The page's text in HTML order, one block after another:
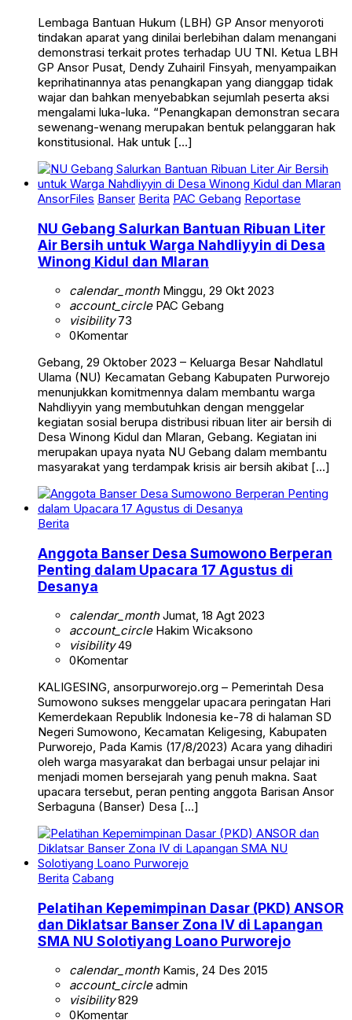
Lembaga Bantuan Hukum (LBH) GP Ansor menyoroti
tindakan aparat yang dinilai berlebihan dalam menangani
demonstrasi terkait protes terhadap UU TNI. Ketua LBH
GP Ansor Pusat, Dendy Zuhairil Finsyah, menyampaikan
keprihatinannya atas penangkapan yang dianggap tidak
wajar dan bahkan menyebabkan sejumlah peserta aksi
mengalami luka-luka. “Penangkapan demonstran secara
sewenang-wenang merupakan bentuk pelanggaran hak
konstitusional. Hak untuk […]
AnsorFiles Banser Berita PAC Gebang Reportase
NU Gebang Salurkan Bantuan Ribuan Liter
Air Bersih untuk Warga Nahdliyyin di Desa
Winong Kidul dan Mlaran
calendar_monthMinggu, 29 Okt 2023
account_circlePAC Gebang
visibility73
0Komentar
Gebang, 29 Oktober 2023 – Keluarga Besar Nahdlatul
Ulama (NU) Kecamatan Gebang Kabupaten Purworejo
menunjukkan komitmennya dalam membantu warga
Nahdliyyin yang membutuhkan dengan menggelar
kegiatan sosial berupa distribusi ribuan liter air bersih di
Desa Winong Kidul dan Mlaran, Gebang. Kegiatan ini
merupakan upaya nyata NU Gebang dalam membantu
masyarakat yang terdampak krisis air bersih akibat […]
Berita
Anggota Banser Desa Sumowono Berperan
Penting dalam Upacara 17 Agustus di
Desanya
calendar_monthJumat, 18 Agt 2023
account_circleHakim Wicaksono
visibility49
0Komentar
KALIGESING, ansorpurworejo.org – Pemerintah Desa
Sumowono sukses menggelar upacara peringatan Hari
Kemerdekaan Republik Indonesia ke-78 di halaman SD
Negeri Sumowono, Kecamatan Keligesing, Kabupaten
Purworejo, Pada Kamis (17/8/2023) Acara yang dihadiri
oleh warga masyarakat dan berbagai unsur pelajar ini
menjadi momen bersejarah yang penuh makna. Saat
upacara tersebut, peran penting anggota Barisan Ansor
Serbaguna (Banser) Desa […]
Berita Cabang
Pelatihan Kepemimpinan Dasar (PKD) ANSOR
dan Diklatsar Banser Zona IV di Lapangan
SMA NU Solotiyang Loano Purworejo
calendar_monthKamis, 24 Des 2015
account_circleadmin
visibility829
0Komentar